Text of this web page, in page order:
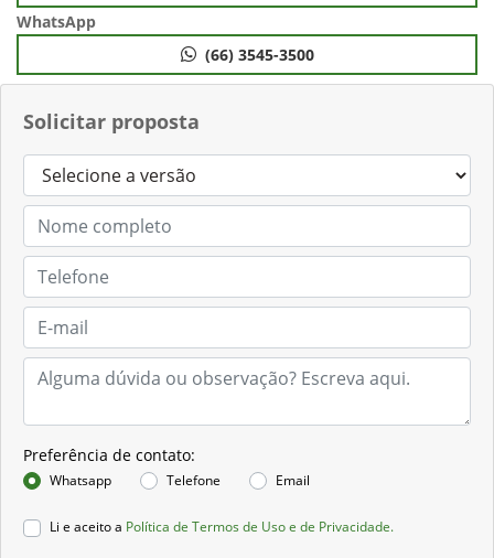
Solicitar proposta
Preferência de contato:
Whatsapp Telefone Email
Li e aceito a Política de Termos de Uso e de Privacidade.
WhatsApp
(66) 3545-3500